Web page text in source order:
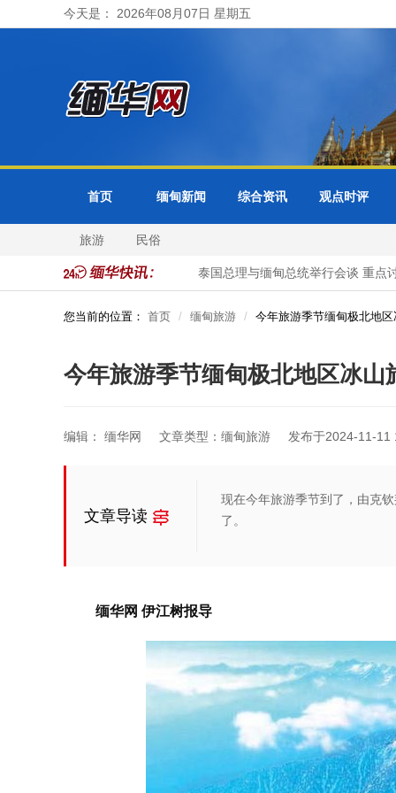
今天是： 2026年08月07日 星期五
首页 缅甸新闻 综合资讯 观点时评
旅游 民俗
非法入境中国公民被抓获 泰国总理与缅甸总统举行会谈 重点讨
您当前的位置： 首页 缅甸旅游 今年旅游季节缅甸极北地
今年旅游季节缅甸极北地区冰山
编辑： 缅华网 文章类型：缅甸旅游 发布于2024-11-11
文章导读
现在今年旅游季节到了，由克
了。
缅华网 伊江树报导